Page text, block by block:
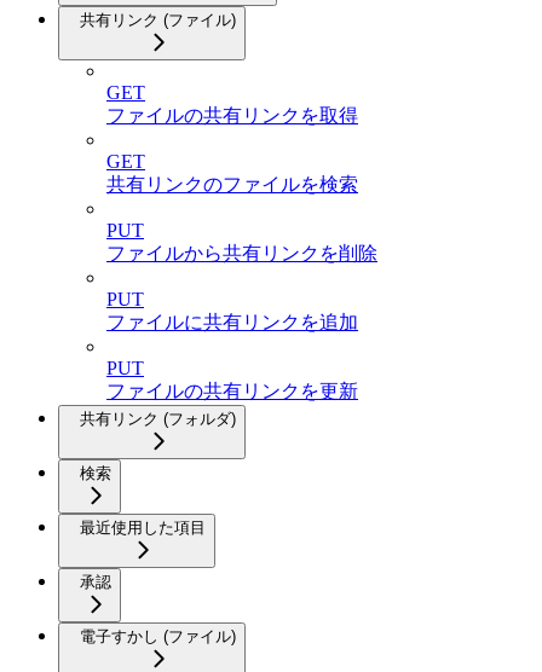
共有リンク (ファイル)
GET
ファイルの共有リンクを取得
GET
共有リンクのファイルを検索
PUT
ファイルから共有リンクを削除
PUT
ファイルに共有リンクを追加
PUT
ファイルの共有リンクを更新
共有リンク (フォルダ)
検索
最近使用した項目
承認
電子すかし (ファイル)